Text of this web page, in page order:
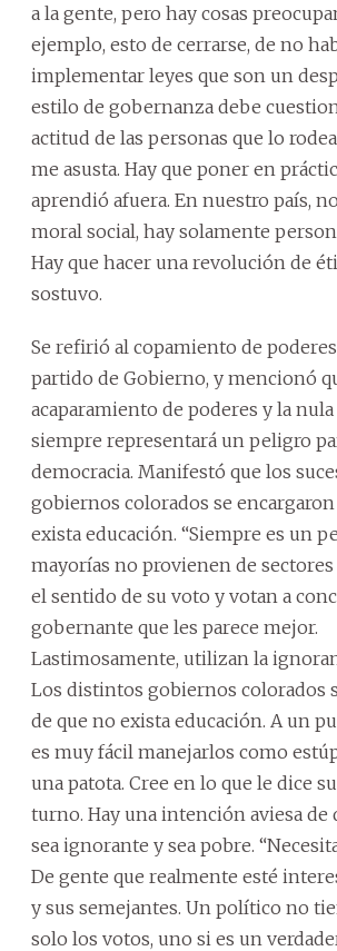
a la gente, pero hay cosas
ejemplo, esto de cerrarse, de no
implementar leyes que son un
estilo de gobernanza debe
actitud de las personas que lo
me asusta. Hay que poner en
aprendió afuera. En nuestro país,
moral social, hay solamente
Hay que hacer una revolución de
sostuvo.
Se refirió al copamiento de
partido de Gobierno, y mencionó
acaparamiento de poderes y la
siempre representará un peligro
democracia. Manifestó que los
gobiernos colorados se
exista educación. “Siempre es un
mayorías no provienen de
el sentido de su voto y votan a
gobernante que les parece mejor.
Lastimosamente, utilizan la
Los distintos gobiernos colorados
de que no exista educación. A un
es muy fácil manejarlos como
una patota. Cree en lo que le dice
turno. Hay una intención aviesa de
sea ignorante y sea pobre.
De gente que realmente esté
y sus semejantes. Un político no
solo los votos, uno si es un